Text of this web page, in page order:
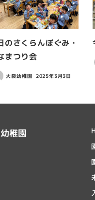
のさくらんぼぐみ・
まつり会
大袋幼稚園 2025年3月3日